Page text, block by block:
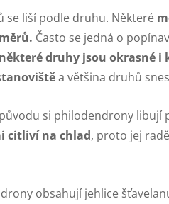
se liší podle druhu. Některé
Často se jedná o
některé druhy jsou okrasné i
a většina druhů
si philodendrony libují
citliví na chlad, proto jej
obsahují jehlice